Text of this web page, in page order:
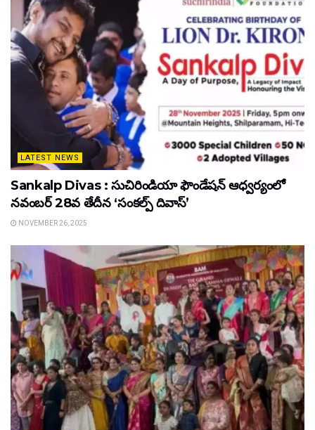
LATEST NEWS
Sankalp Divas : సుచిరిండియా ఫౌండేషన్ ఆధ్వర్యంలో
నవంబర్ 28వ తేదీన ‘సంకల్ప్ దివాస్’
NOVEMBER 26, 2025